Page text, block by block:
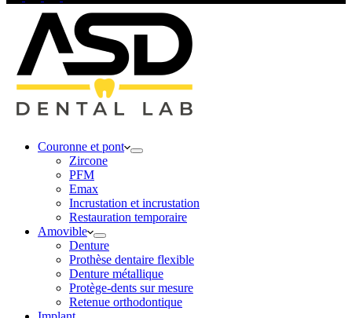
Couronne et pont
Zircone
PFM
Emax
Incrustation et incrustation
Restauration temporaire
Amovible
Denture
Prothèse dentaire flexible
Denture métallique
Protège-dents sur mesure
Retenue orthodontique